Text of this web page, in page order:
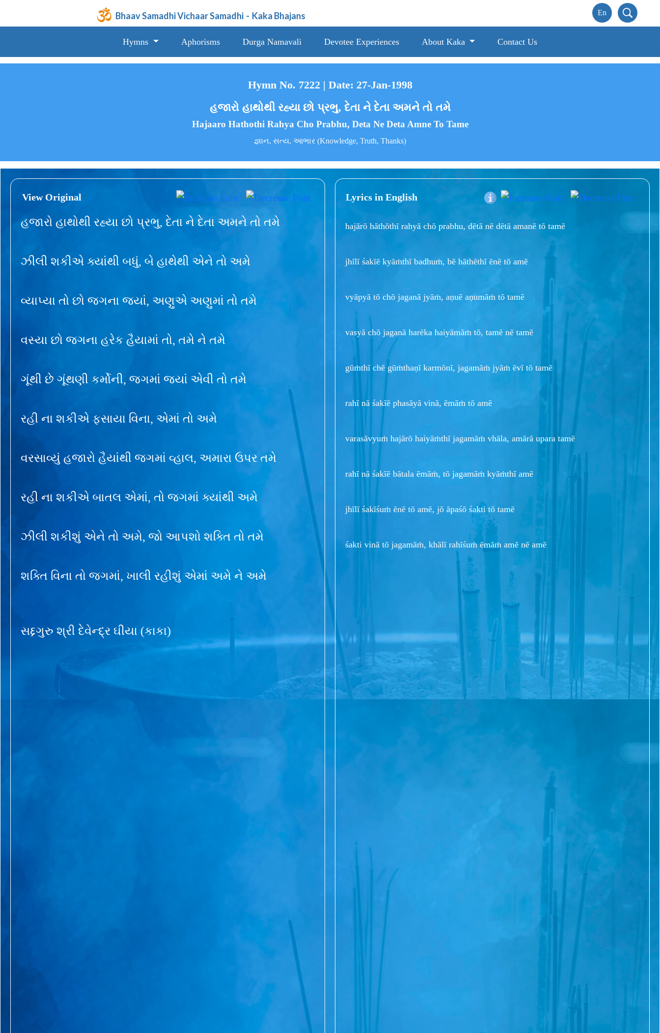
Bhaav Samadhi Vichaar Samadhi - Kaka Bhajans
Hymns Aphorisms Durga Namavali Devotee Experiences About Kaka Contact Us
Hymn No. 7222 | Date: 27-Jan-1998
હજારો હાથોથી રહ્યા છો પ્રભુ, દેતા ને દેતા અમને તો તમે
Hajaaro Hathothi Rahya Cho Prabhu, Deta Ne Deta Amne To Tame
જ્ઞાન, સત્ય, આભાર (Knowledge, Truth, Thanks)
View Original
હજારો હાથોથી રહ્યા છો પ્રભુ, દેતા ને દેતા અમને તો તમે
ઝીલી શકીએ ક્યાંથી બધું, બે હાથેથી એને તો અમે
વ્યાપ્યા તો છો જગના જ્યાં, અણુએ અણુમાં તો તમે
વસ્યા છો જગના હરેક હૈયામાં તો, તમે ને તમે
ગૂંથી છે ગૂંથણી કર્મોની, જગમાં જ્યાં એવી તો તમે
રહી ના શકીએ ફસાયા વિના, એમાં તો અમે
વરસાવ્યું હજારો હૈયાંથી જગમાં વ્હાલ, અમારા ઉપર તમે
રહી ના શકીએ બાતલ એમાં, તો જગમાં ક્યાંથી અમે
ઝીલી શકીશું એને તો અમે, જો આપશો શક્તિ તો તમે
શક્તિ વિના તો જગમાં, ખાલી રહીશું એમાં અમે ને અમે
સદ્દગુરુ શ્રી દેવેન્દ્ર ઘીયા (કાકા)
Lyrics in English
hajārō hāthōthī rahyā chō prabhu, dētā nē dētā amanē tō tamē
jhīlī śakīē kyāṁthī badhuṁ, bē hāthēthī ēnē tō amē
vyāpyā tō chō jaganā jyāṁ, aṇuē aṇumāṁ tō tamē
vasyā chō jaganā harēka haiyāmāṁ tō, tamē nē tamē
gūṁthī chē gūṁthaṇī karmōnī, jagamāṁ jyāṁ ēvī tō tamē
rahī nā śakīē phasāyā vinā, ēmāṁ tō amē
varasāvyuṁ hajārō haiyāṁthī jagamāṁ vhāla, amārā upara tamē
rahī nā śakīē bātala ēmāṁ, tō jagamāṁ kyāṁthī amē
jhīlī śakīśuṁ ēnē tō amē, jō āpaśō śakti tō tamē
śakti vinā tō jagamāṁ, khālī rahīśuṁ ēmāṁ amē nē amē